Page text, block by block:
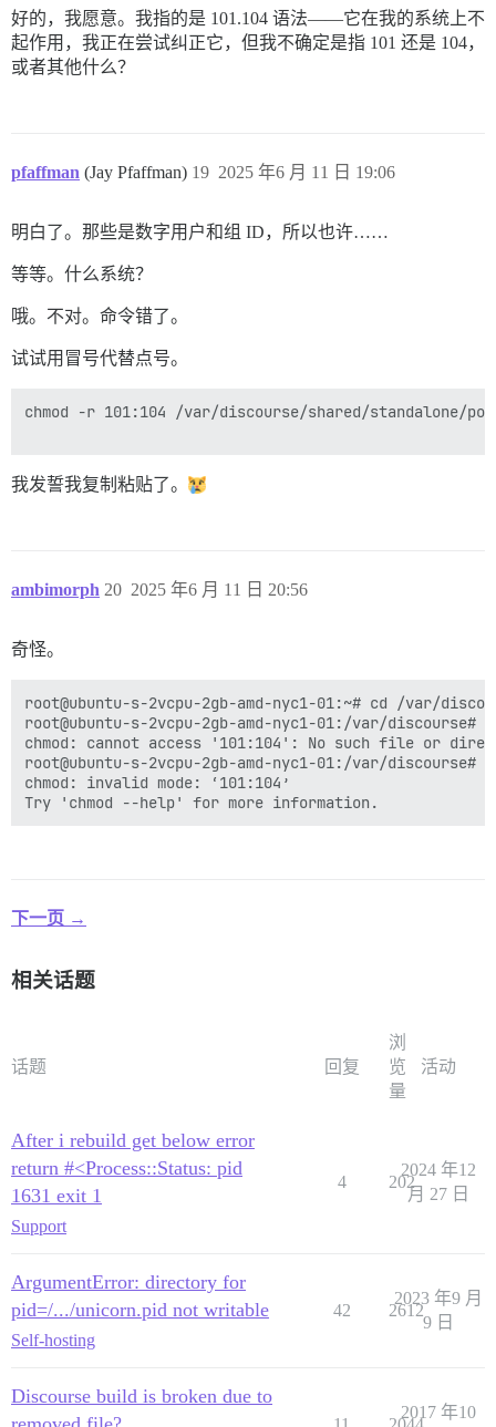
好的，我愿意。我指的是 101.104 语法——它在我的系统上不
起作用，我正在尝试纠正它，但我不确定是指 101 还是 104，
或者其他什么？
pfaffman (Jay Pfaffman) 2025 年6 月 11 日 19:06
19
明白了。那些是数字用户和组 ID，所以也许……
等等。什么系统？
哦。不对。命令错了。
试试用冒号代替点号。
chmod -r 101:104 /var/discourse/shared/standalone/
我发誓我复制粘贴了。
ambimorph 2025 年6 月 11 日 20:56
20
奇怪。
root@ubuntu-s-2vcpu-2gb-amd-nyc1-01:~# cd /var/
root@ubuntu-s-2vcpu-2gb-amd-nyc1-01:/var/
chmod: cannot access '101:104': No such file or
root@ubuntu-s-2vcpu-2gb-amd-nyc1-01:/var/
chmod: invalid mode: ‘101:104’
下一页 →
相关话题
话题 回复
浏
览
量
活动
After i rebuild get below error
return #<Process::Status: pid
1631 exit 1
Support
4 202
2024 年12
月 27 日
ArgumentError: directory for
pid=/.../unicorn.pid not writable
Self-hosting
42 2612
2023 年9 月
9 日
Discourse build is broken due to
2017 年10